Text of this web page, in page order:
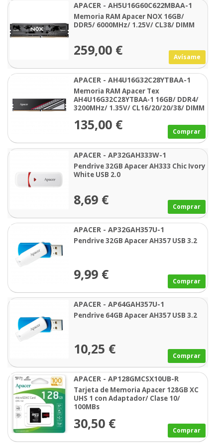
APACER - AH5U16G60C622MBAA-1
Memoria RAM Apacer NOX 16GB/
DDR5/ 6000MHz/ 1.25V/ CL38/ DIMM
259,00 € Avísame
APACER - AH4U16G32C28YTBAA-1
Memoria RAM Apacer Tex
AH4U16G32C28YTBAA-1 16GB/ DDR4/
3200MHz/ 1.35V/ CL16/20/20/38/ DIMM
135,00 € Comprar
APACER - AP32GAH333W-1
Pendrive 32GB Apacer AH333 Chic Ivory
White USB 2.0
8,69 € Comprar
APACER - AP32GAH357U-1
Pendrive 32GB Apacer AH357 USB 3.2
9,99 € Comprar
APACER - AP64GAH357U-1
Pendrive 64GB Apacer AH357 USB 3.2
10,25 € Comprar
APACER - AP128GMCSX10UB-R
Tarjeta de Memoria Apacer 128GB XC
UHS 1 con Adaptador/ Clase 10/
100MBs
30,50 € Comprar